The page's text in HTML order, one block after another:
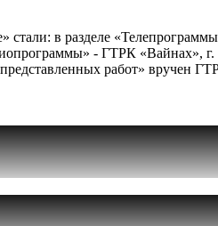
в разделе
- ГТРК «Вайнах», г.
работ» вручен